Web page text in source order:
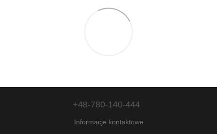
+48-780-140-444
Informacje kontaktowe